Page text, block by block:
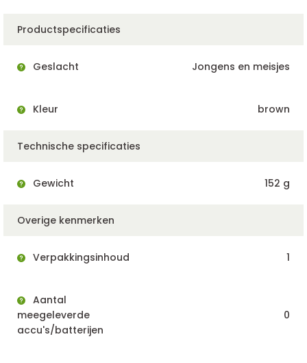
Productspecificaties
Geslacht Jongens en meisjes
Kleur brown
Technische specificaties
Gewicht 152 g
Overige kenmerken
Verpakkingsinhoud 1
Aantal
meegeleverde
accu's/batterijen
0